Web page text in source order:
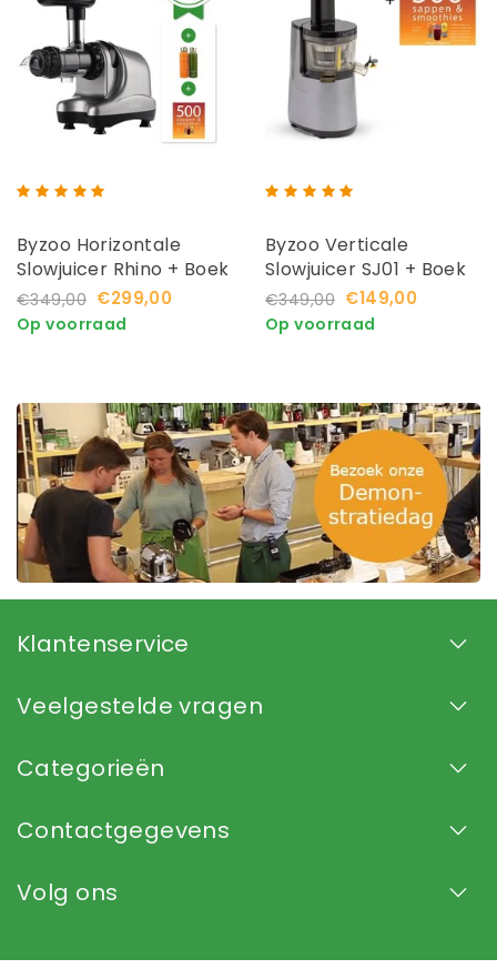
Byzoo Horizontale
Slowjuicer Rhino + Boek
+ Flesjes
€349,00 €299,00
Op voorraad
Byzoo Verticale
Slowjuicer SJ01 + Boek
€349,00 €149,00
Op voorraad
Klantenservice
Veelgestelde vragen
Categorieën
Contactgegevens
Volg ons